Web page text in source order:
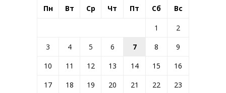
Пн Вт Ср Чт Пт Сб Вс
1
2
3
4 5 6 7 8
9
10
11 12 13 14 15
16
17
18 19 20 21 22
23